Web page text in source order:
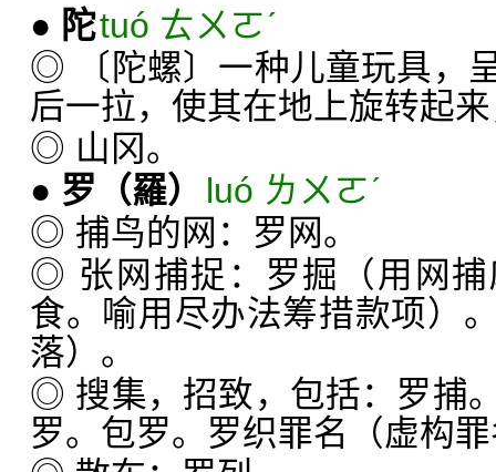
● 陀tuó ㄊㄨㄛˊ
◎ 〔陀螺〕一种儿童玩具，
后一拉，使其在地上旋转起
◎ 山冈。
● 罗 （羅）
luó ㄌㄨㄛˊ
◎ 捕鸟的网：罗网。
◎ 张网捕捉：罗掘（用网
食。喻用尽办法筹措款项）
落）。
◎ 搜集，招致，包括：罗捕
罗。包罗。罗织罪名（虚构